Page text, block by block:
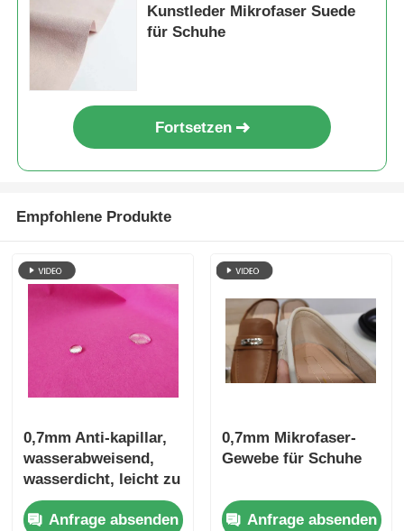
Kunstleder Mikrofaser Suede
für Schuhe
Fortsetzen
Empfohlene Produkte
0,7mm Anti-kapillar,
wasserabweisend,
wasserdicht, leicht zu
reinigen, Mikrofaser-
Wildleder in
Anfrage absenden
0,7mm Mikrofaser-
Gewebe für Schuhe
Anfrage absenden